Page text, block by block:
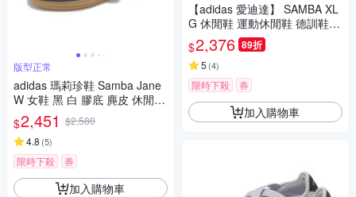
版型正常
adidas 瑪莉珍鞋 Samba Jane
W 女鞋 黑 白 膠底 麂皮 休閒鞋
復古 愛迪達 JQ6445
$2,451 $2,580
4.8 (5)
限時下殺 券
加入購物車
【adidas 愛迪達】 SAMBA XL
G 休閒鞋 運動休閒鞋 德訓鞋
滑板 復古 男鞋/女鞋 - Originals
IE1377
$2,376 89折
5 (4)
限時下殺 券
加入購物車